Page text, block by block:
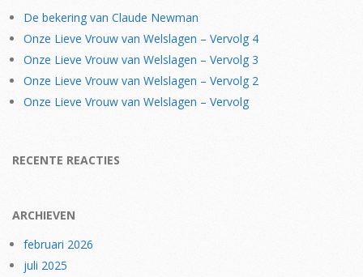
De bekering van Claude Newman
Onze Lieve Vrouw van Welslagen – Vervolg 4
Onze Lieve Vrouw van Welslagen – Vervolg 3
Onze Lieve Vrouw van Welslagen – Vervolg 2
Onze Lieve Vrouw van Welslagen – Vervolg
RECENTE REACTIES
ARCHIEVEN
februari 2026
juli 2025